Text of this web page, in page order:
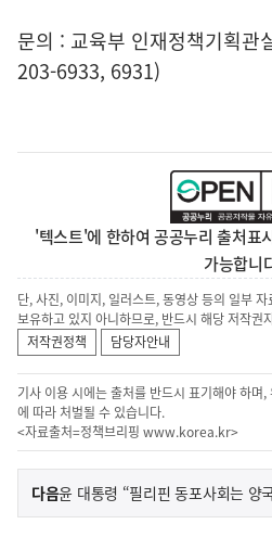
문의 : 교육부 인재정책기획관
203-6933, 6931)
'텍스트'에 한하여 공공누리 출처표
가능합니
단, 사진, 이미지, 일러스트, 동영상 등의 일부
보유하고 있지 아니하므로, 반드시 해당 저작권
저작권정책
담당자안내
기사 이용 시에는 출처를 반드시 표기해야 하며,
에 따라 처벌될 수 있습니다.
<자료출처=정책브리핑 www.korea.kr>
이
전
다음기
사